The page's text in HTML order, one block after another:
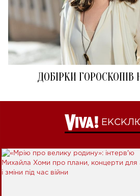
ДОБІРКИ ГОРОСКОПІВ